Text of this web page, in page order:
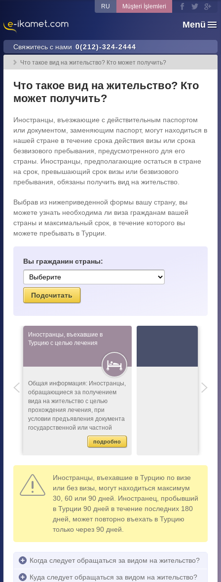
Menü
Свяжитесь с нами 0(212)-324-2444
RU Müşteri İşlemleri
Что такое вид на жительство? Кто может получить?
Что такое вид на жительство? Кто
может получить?
Иностранцы, въезжающие с действительным паспортом
или документом, заменяющим паспорт, могут находиться в
нашей стране в течение срока действия визы или срока
безвизового пребывания, предусмотренного для его
страны. Иностранцы, предполагающие остаться в стране
на срок, превышающий срок визы или безвизового
пребывания, обязаны получить вид на жительство.
Выбрав из нижеприведенной формы вашу страну, вы
можете узнать необходима ли виза гражданам вашей
страны и максимальный срок, в течение которого вы
можете пребывать в Турции.
Вы гражданин страны:
Иностранцы, въехавшие в
Турцию с целью лечения
Общая информация: Иностранцы,
обращающиеся за получением
вида на жительство с целью
прохождения лечения, при
условии предъявления документа
государственной или частной
больницы, подтверждающего факт
подробно
Иностранцы, въехавшие в Турцию по визе
или без визы, могут находиться максимум
30, 60 или 90 дней. Иностранец, пробывший
в Турции 90 дней в течение последних 180
дней, может повторно въехать в Турцию
только через 90 дней.
Когда следует обращаться за видом на жительство?
Куда следует обращаться за видом на жительство?